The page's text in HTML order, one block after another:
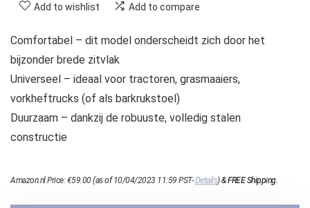
Add to wishlist Add to compare
Comfortabel – dit model onderscheidt zich door het
bijzonder brede zitvlak
Universeel – ideaal voor tractoren, grasmaaiers,
vorkheftrucks (of als barkrukstoel)
Duurzaam – dankzij de robuuste, volledig stalen
constructie
Amazon.nl Price:€59.00(as of 10/04/2023 11:59 PST-Details)&FREE Shipping.